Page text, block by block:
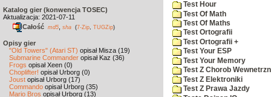
Katalog gier (konwencja TOSEC)
Aktualizacja: 2021-07-11
Całość md5 sha (7-Zip TUGZip)
Opisy gier
"Old Towers" (Atari ST) opisał Misza (19)
Submarine Commander opisał Kaz (36)
Frogs opisał Xeen (0)
Choplifter! opisał Urborg (0)
Joust opisał Urborg (17)
Commando opisał Urborg (35)
Mario Bros opisał Urborg (13)
Test Hour
Test Of Math
Test Of Maths
Test Ortografii
Test Ortografii +
Test Your ESP
Test Your Memory
Test Z Chorob
Test Z Elektroniki
Test Z Prawa Jazdy